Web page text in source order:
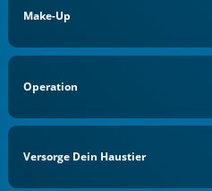
Make-Up
Operation
Versorge Dein Haustier